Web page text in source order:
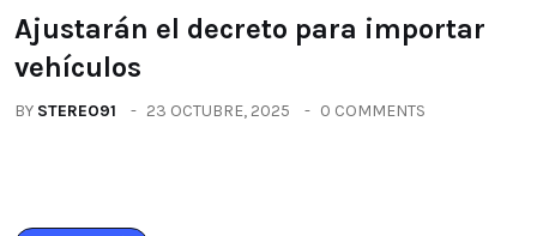
Ajustarán el decreto para importar
vehículos
BY STEREO91 23 OCTUBRE, 2025 0 COMMENTS